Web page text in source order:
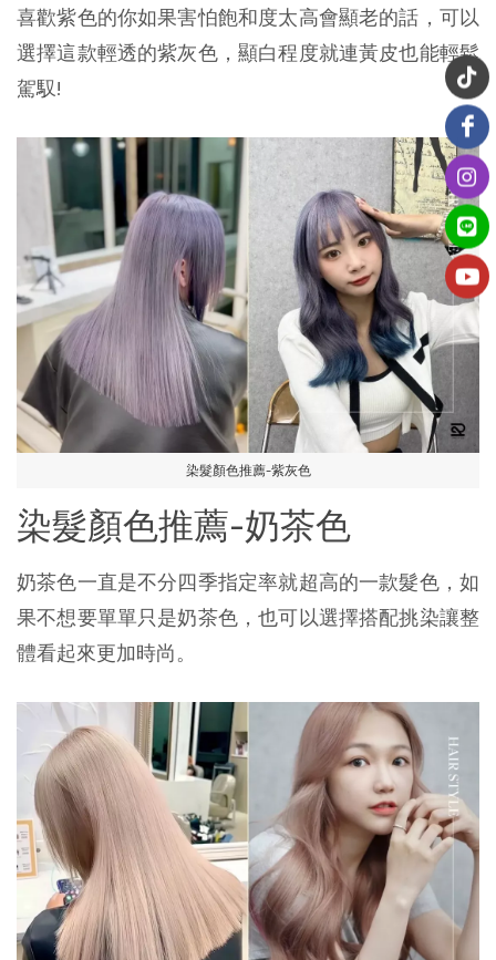
喜歡紫色的你如果害怕飽和度太高會顯老的話，可以
選擇這款輕透的紫灰色，顯白程度就連黃皮也能輕鬆
駕馭!
染髮顏色推薦-紫灰色
染髮顏色推薦-奶茶色
奶茶色一直是不分四季指定率就超高的一款髮色，如
果不想要單單只是奶茶色，也可以選擇搭配挑染讓整
體看起來更加時尚。